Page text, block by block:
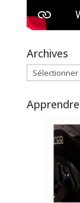
Archives
Archives
Apprendre